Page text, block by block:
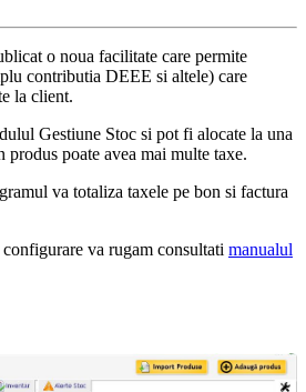
o noua facilitate care permite
contributia DEEE si altele) care
la client.
Gestiune Stoc si pot fi alocate la una
produs poate avea mai multe taxe.
va totaliza taxele pe bon si factura
va rugam consultati manualul